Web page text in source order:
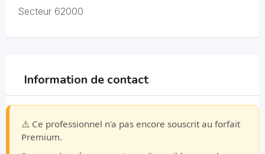
Secteur 62000
Information de contact
⚠️ Ce professionnel n'a pas encore souscrit au forfait
Premium.